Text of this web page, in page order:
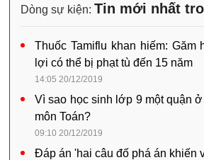
Dòng sự kiện: Tin mới nhất
Thuốc Tamiflu khan hiếm: Găm
lợi có thể bị phạt tù đến 15 năm
14:05 20/12/2019
Vì sao học sinh lớp 9 một quận
môn Toán?
09:10 20/12/2019
Đáp án 'hai câu đố phá án khiến